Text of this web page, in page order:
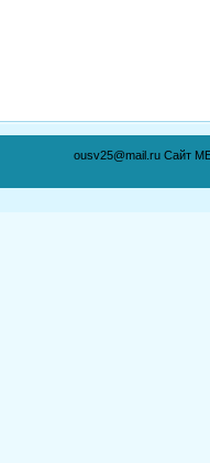
ousv25@mail.ru Сайт